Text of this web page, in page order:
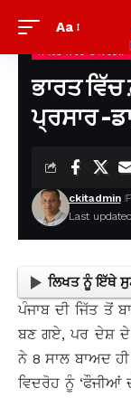
Aa
Suhi Saver>
ਭਾਰਤ
ਪ੍ਰਸਾਰ -
Last
ckitadmin
ਲਿਖਤ ਨੂੰ ਇੱਥੇ
ਪੰਜਾਬ ਦੀ ਜਿੱਤ ਤੋਂ
ਬਣ ਗਏ, ਪਰ ਦੇਸ਼ ਦੇ
ਨੇ 8 ਸਾਲ ਬਾਅਦ
ਵਿਦਰੋਹ ਨੂੰ ‘ਫੌਜੀਆਂ